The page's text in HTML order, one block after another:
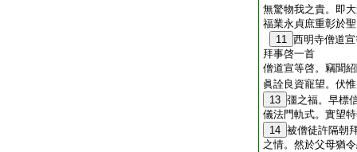
無驚物我之貴。即
福業永貞庶重彰於
11 西明寺僧道
拜事啓一首
僧道宣等啓。竊聞
眞詮良資寵望。伏
13 彊之福。早標
儀法門軌式。實望
14 被僧徒許隔朝
之情。然於父母猶